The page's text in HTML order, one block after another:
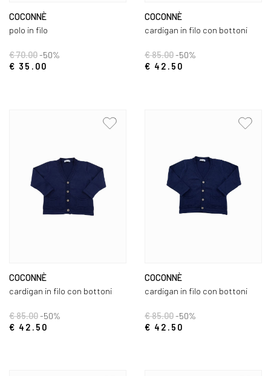
COCONNÈ
polo in filo
€ 70.00-50%
€ 35.00
COCONNÈ
cardigan in filo con bottoni
€ 85.00-50%
€ 42.50
COCONNÈ
cardigan in filo con bottoni
€ 85.00-50%
€ 42.50
COCONNÈ
cardigan in filo con bottoni
€ 85.00-50%
€ 42.50